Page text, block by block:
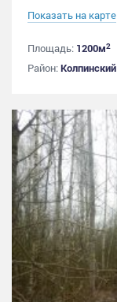
Показать на карте
Площадь: 1200м2
Район:Колпинский